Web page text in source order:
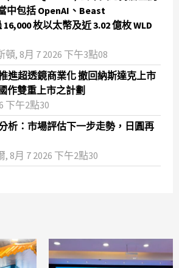
中包括 OpenAI、Beast
枚以太幣及近 3.02 億枚 WLD
, 8月 7 2026 下午3點08
進超透鏡商業化 撤回納斯達克上市
作雙重上市之計劃
下午2點30
析：市場評估下一步走勢，日圓再
8月 7 2026 下午2點30